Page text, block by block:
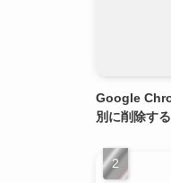
Google
別に削除す